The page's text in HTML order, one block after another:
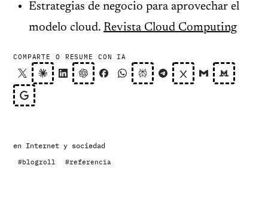
Estrategias de negocio para aprovechar el
modelo cloud. Revista Cloud Computing
COMPARTE O RESUME CON IA
en Internet y sociedad
#blogroll #referencia